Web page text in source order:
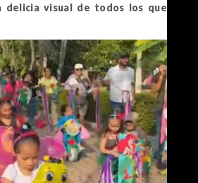
delicia visual de todos los que